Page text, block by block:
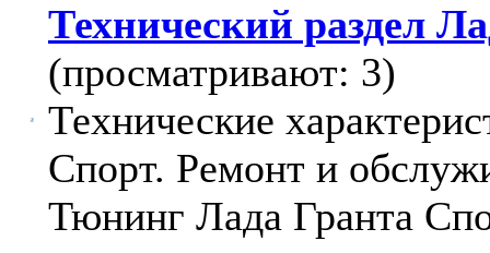
Технический раздел
(просматривают: 3)
Технические
Спорт. Ремонт и
Тюнинг Лада Гранта